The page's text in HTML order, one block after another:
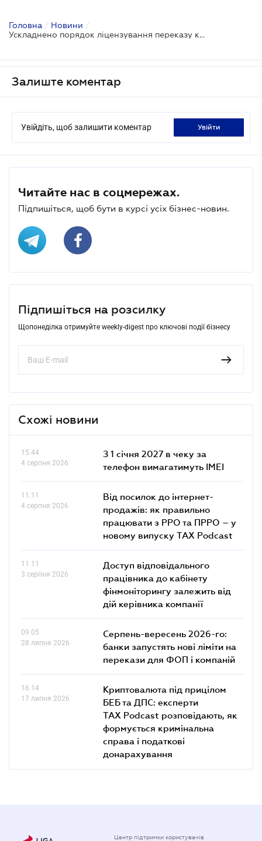
Головна / Новини /
Ускладнено порядок ліцензування переказу коштів без відкриття рахунків
Залиште коментар
Увійдіть, щоб залишити коментар увійти
Читайте нас в соцмережах.
Підпишіться, щоб бути в курсі усіх бізнес-новин.
Підпишіться на розсилку
Щопонеділка отримуйте weekly-digest про ключові події бізнесу
Схожі новини
15.44
4 серпня 2026
З 1 січня 2027 в чеку за
телефон вимагатимуть IMEI
11.11
4 серпня 2026
Від посилок до інтернет-
продажів: як правильно
працювати з РРО та ПРРО – у
новому випуску TAX Podcast
11.11
3 серпня 2026
Доступ відповідального
працівника до кабінету
фінмоніторингу залежить від
дій керівника компанії
09.05
28 липня 2026
Серпень-вересень 2026-го:
банки запустять нові ліміти на
перекази для ФОП і компаній
16.14
17 липня 2026
Криптовалюта під прицілом
БЕБ та ДПС: експерти
TAX Podcast розповідають, як
формується кримінальна
справа і податкові
донарахування
Центр підтримки користувачів